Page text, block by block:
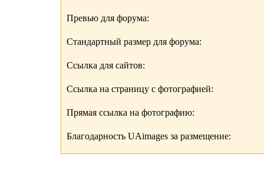
Превью для форума:
Стандартный размер для форума:
Ссылка для сайтов:
Ссылка на страницу с фотографией:
Прямая ссылка на фотографию:
Благодарность UAimages за размещение: